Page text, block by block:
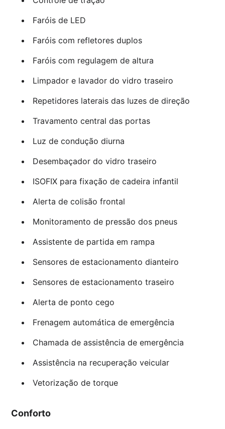
Faróis de LED
Faróis com refletores duplos
Faróis com regulagem de altura
Limpador e lavador do vidro traseiro
Repetidores laterais das luzes de direção
Travamento central das portas
Luz de condução diurna
Desembaçador do vidro traseiro
ISOFIX para fixação de cadeira infantil
Alerta de colisão frontal
Monitoramento de pressão dos pneus
Assistente de partida em rampa
Sensores de estacionamento dianteiro
Sensores de estacionamento traseiro
Alerta de ponto cego
Frenagem automática de emergência
Chamada de assistência de emergência
Assistência na recuperação veicular
Vetorização de torque
Conforto